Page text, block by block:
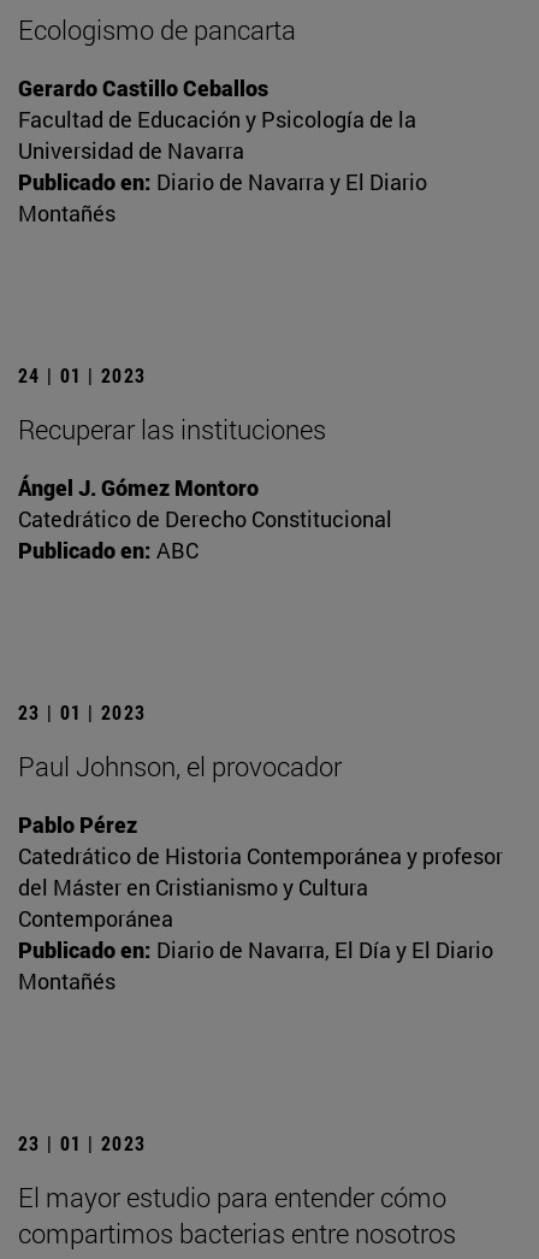
Ecologismo de pancarta
Gerardo Castillo Ceballos
Facultad de Educación y Psicología de la
Universidad de Navarra
Publicado en: Diario de Navarra y El Diario
Montañés
24 | 01 | 2023
Recuperar las instituciones
Ángel J. Gómez Montoro
Catedrático de Derecho Constitucional
Publicado en: ABC
23 | 01 | 2023
Paul Johnson, el provocador
Pablo Pérez
Catedrático de Historia Contemporánea y profesor
del Máster en Cristianismo y Cultura
Contemporánea
Publicado en: Diario de Navarra, El Día y El Diario
Montañés
23 | 01 | 2023
El mayor estudio para entender cómo
compartimos bacterias entre nosotros